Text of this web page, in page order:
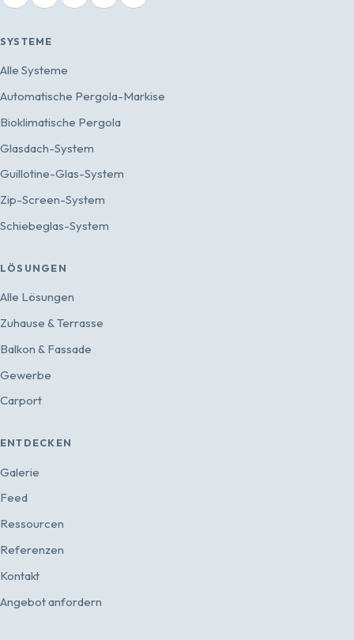
SYSTEME
Alle Systeme
Automatische Pergola-Markise
Bioklimatische Pergola
Glasdach-System
Guillotine-Glas-System
Zip-Screen-System
Schiebeglas-System
LÖSUNGEN
Alle Lösungen
Zuhause & Terrasse
Balkon & Fassade
Gewerbe
Carport
ENTDECKEN
Galerie
Feed
Ressourcen
Referenzen
Kontakt
Angebot anfordern